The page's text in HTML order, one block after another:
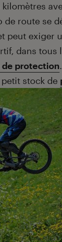
de route se
peut exiger
dans
de protection
stock de